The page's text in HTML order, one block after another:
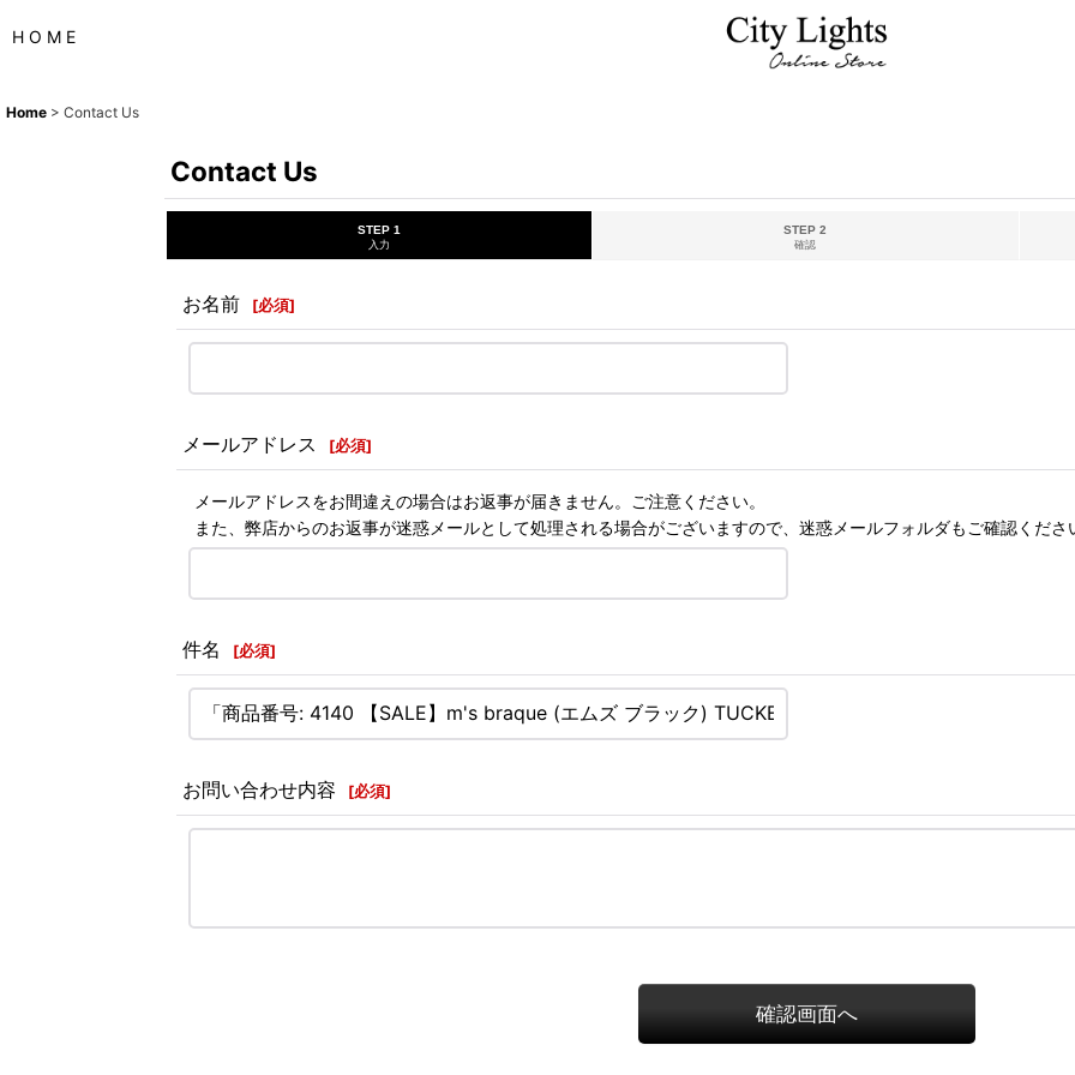
H O M E
Home > Contact Us
Contact Us
STEP 1
入力
STEP 2
確認
お名前 [必須]
メールアドレス [必須]
メールアドレスをお間違えの場合はお返事が届きません。ご注意ください。
また、弊店からのお返事が迷惑メールとして処理される場合がございますので、迷惑メールフォルダもご確認くださ
件名 [必須]
お問い合わせ内容 [必須]
確認画面へ